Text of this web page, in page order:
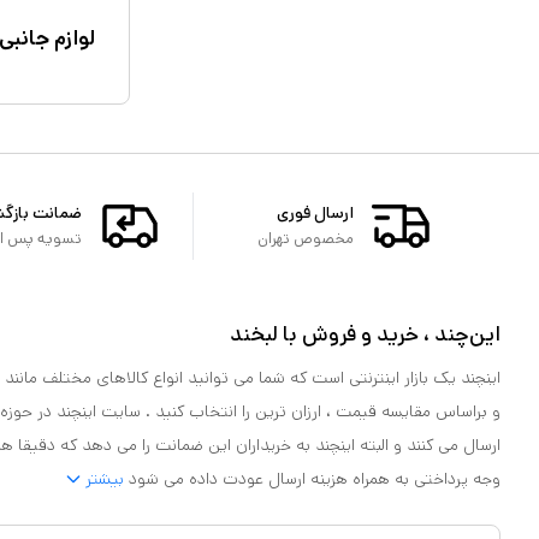
لوازم
ارسال فوری
مخصوص تهران
ضمانت
تسویه پس
این‌چند ، خرید و فروش با لبخند
اینچند یک بازار اینترنتی است که شما می توانید انواع کالاهای مختلف
و براساس مقایسه قیمت ، ارزان ترین را انتخاب کنید . سایت اینچند در
ارسال می کنند و البته اینچند به خریداران این ضمانت را می دهد که
وجه پرداختی به همراه هزینه ارسال عودت داده می شود بیشتر